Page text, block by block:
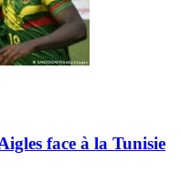
face à la Tunisie